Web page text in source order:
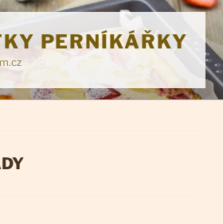
PERNÍKÁŘKY